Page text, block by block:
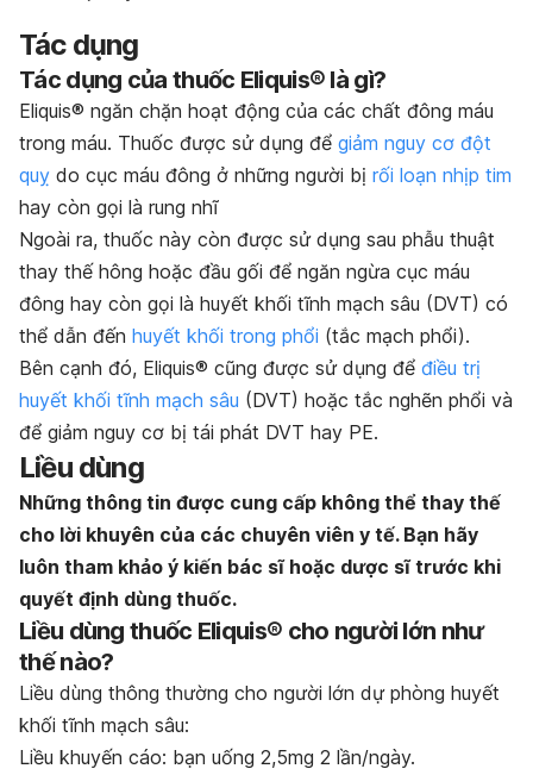
Tác dụng
Tác dụng của thuốc Eliquis® là gì?
Eliquis® ngăn chặn hoạt động của các chất đông máu
trong máu. Thuốc được sử dụng để giảm nguy cơ đột
quỵ do cục máu đông ở những người bị rối loạn nhịp tim
hay còn gọi là rung nhĩ
Ngoài ra, thuốc này còn được sử dụng sau phẫu thuật
thay thế hông hoặc đầu gối để ngăn ngừa cục máu
đông hay còn gọi là huyết khối tĩnh mạch sâu (DVT) có
thể dẫn đến huyết khối trong phổi (tắc mạch phổi).
Bên cạnh đó, Eliquis® cũng được sử dụng để điều trị
huyết khối tĩnh mạch sâu (DVT) hoặc tắc nghẽn phổi và
để giảm nguy cơ bị tái phát DVT hay PE.
Liều dùng
Những thông tin được cung cấp không thể thay thế
cho lời khuyên của các chuyên viên y tế. Bạn hãy
luôn tham khảo ý kiến bác sĩ hoặc dược sĩ trước khi
quyết định dùng thuốc.
Liều dùng thuốc Eliquis® cho người lớn như
thế nào?
Liều dùng thông thường cho người lớn dự phòng huyết
khối tĩnh mạch sâu:
Liều khuyến cáo: bạn uống 2,5mg 2 lần/ngày.